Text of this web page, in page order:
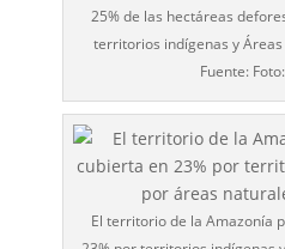
25% de las hectáreas
territorios indígenas y
Fuente:
El territorio de la Amazonía